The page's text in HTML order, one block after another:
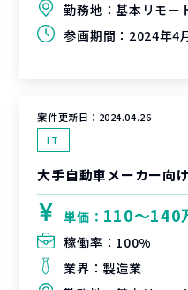
勤務地：基本リモー
参画期間： 2024年4
案件更新日： 2024.04.26
IT
単価： 110〜140
稼働率： 100%
業界： 製造業